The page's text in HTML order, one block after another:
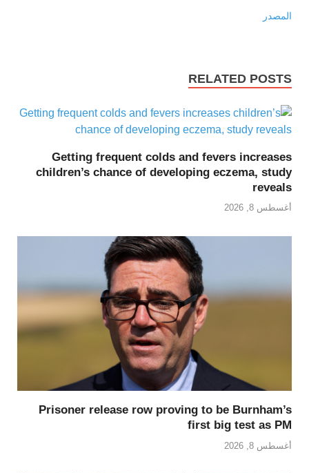
المصدر
RELATED POSTS
Getting frequent colds and fevers increases
children’s chance of developing eczema, study
reveals
أغسطس 8, 2026
Prisoner release row proving to be Burnham’s
first big test as PM
أغسطس 8, 2026